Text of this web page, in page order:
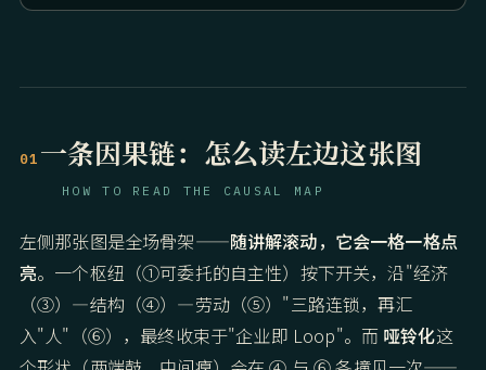
01 一条因果链：怎么读左边这张图
HOW TO READ THE CAUSAL MAP
左侧那张图是全场骨架——随讲解滚动，它会一格一格点
亮。一个枢纽（①可委托的自主性）按下开关，沿"经济
（③）—结构（④）—劳动（⑤）"三路连锁，再汇
入"人"（⑥），最终收束于"企业即 Loop"。而 哑铃化这